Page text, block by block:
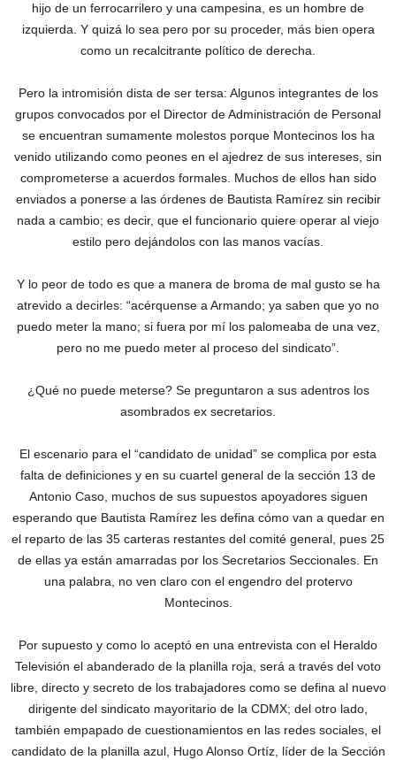
hijo de un ferrocarrilero y una campesina, es un hombre de
izquierda. Y quizá lo sea pero por su proceder, más bien opera
como un recalcitrante político de derecha.
Pero la intromisión dista de ser tersa: Algunos integrantes de los
grupos convocados por el Director de Administración de Personal
se encuentran sumamente molestos porque Montecinos los ha
venido utilizando como peones en el ajedrez de sus intereses, sin
comprometerse a acuerdos formales. Muchos de ellos han sido
enviados a ponerse a las órdenes de Bautista Ramírez sin recibir
nada a cambio; es decir, que el funcionario quiere operar al viejo
estilo pero dejándolos con las manos vacías.
Y lo peor de todo es que a manera de broma de mal gusto se ha
atrevido a decirles: “acérquense a Armando; ya saben que yo no
puedo meter la mano; si fuera por mí los palomeaba de una vez,
pero no me puedo meter al proceso del sindicato”.
¿Qué no puede meterse? Se preguntaron a sus adentros los
asombrados ex secretarios.
El escenario para el “candidato de unidad” se complica por esta
falta de definiciones y en su cuartel general de la sección 13 de
Antonio Caso, muchos de sus supuestos apoyadores siguen
esperando que Bautista Ramírez les defina cómo van a quedar en
el reparto de las 35 carteras restantes del comité general, pues 25
de ellas ya están amarradas por los Secretarios Seccionales. En
una palabra, no ven claro con el engendro del protervo
Montecinos.
Por supuesto y como lo aceptó en una entrevista con el Heraldo
Televisión el abanderado de la planilla roja, será a través del voto
libre, directo y secreto de los trabajadores como se defina al nuevo
dirigente del sindicato mayoritario de la CDMX; del otro lado,
también empapado de cuestionamientos en las redes sociales, el
candidato de la planilla azul, Hugo Alonso Ortíz, líder de la Sección